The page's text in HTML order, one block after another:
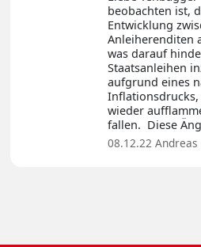
beobachten ist,
Entwicklung
Anleiherenditen
was darauf
Staatsanleihen
aufgrund eines
wieder
fallen. Diese
08.12.22